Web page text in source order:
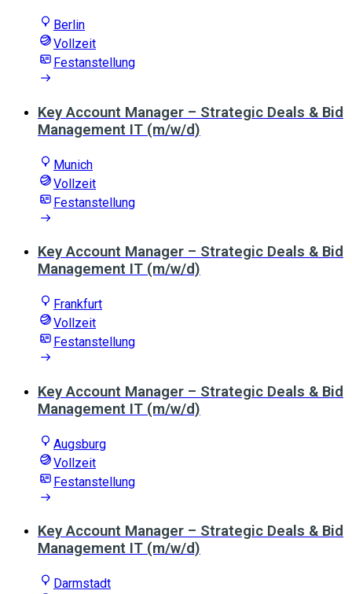
Berlin
Vollzeit
Festanstellung
Key Account Manager – Strategic Deals & Bid
Management IT (m/w/d)
Munich
Vollzeit
Festanstellung
Key Account Manager – Strategic Deals & Bid
Management IT (m/w/d)
Frankfurt
Vollzeit
Festanstellung
Key Account Manager – Strategic Deals & Bid
Management IT (m/w/d)
Augsburg
Vollzeit
Festanstellung
Key Account Manager – Strategic Deals & Bid
Management IT (m/w/d)
Darmstadt